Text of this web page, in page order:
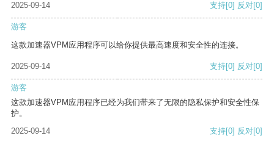
2025-09-14 支持[0] 反对[0]
游客
这款加速器VPM应用程序可以给你提供最高速度和安全性的连接。
2025-09-14 支持[0] 反对[0]
游客
这款加速器VPM应用程序已经为我们带来了无限的隐私保护和安全性保
护。
2025-09-14
支持[0] 反对[0]